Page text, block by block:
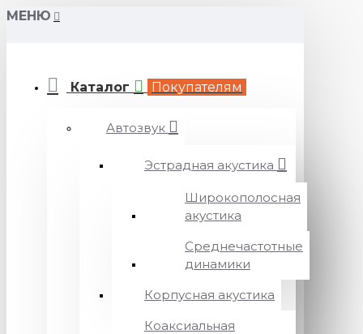
МЕНЮ
Каталог Покупателям
Автозвук
Эстрадная акустика
Широкополосная
акустика
Среднечастотные
динамики
Корпусная акустика
Коаксиальная